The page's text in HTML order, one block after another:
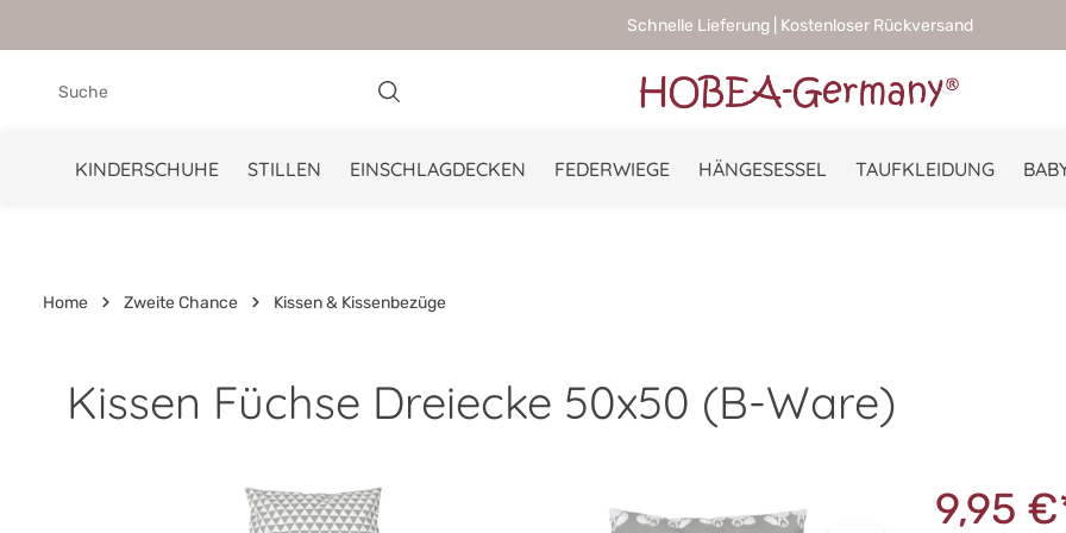
Schnelle Lieferung | Kostenloser Rückversand
KINDERSCHUHE STILLEN EINSCHLAGDECKEN FEDERWIEGE HÄNGESESSEL TAUFKLEIDUNG
Home Zweite Chance Kissen & Kissenbezüge
Kissen Füchse Dreiecke 50x50 (B-Ware)
Bildergalerie überspringen 9,95